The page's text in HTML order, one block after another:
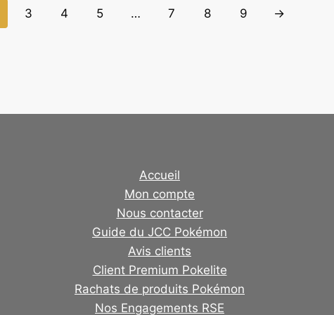
3 4 5 … 7 8 9 →
Accueil
Mon compte
Nous contacter
Guide du JCC Pokémon
Avis clients
Client Premium Pokelite
Rachats de produits Pokémon
Nos Engagements RSE